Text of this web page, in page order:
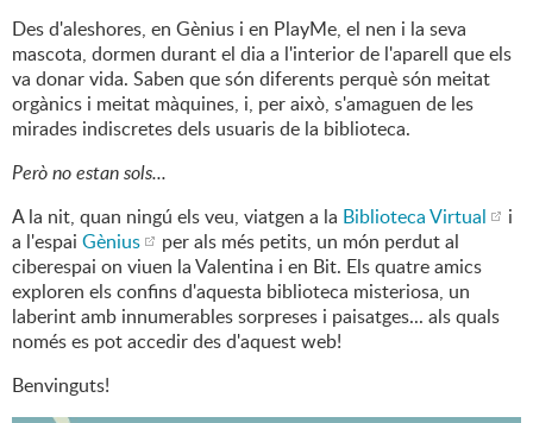
Des d'aleshores, en Gènius i en PlayMe, el nen i la seva
mascota, dormen durant el dia a l'interior de l'aparell que els
va donar vida. Saben que són diferents perquè són meitat
orgànics i meitat màquines, i, per això, s'amaguen de les
mirades indiscretes dels usuaris de la biblioteca.
Però no estan sols...
A la nit, quan ningú els veu, viatgen a la Biblioteca Virtual
i
a l'espai Gènius
per als més petits, un món perdut al
ciberespai on viuen la Valentina i en Bit. Els quatre amics
exploren els confins d'aquesta biblioteca misteriosa, un
laberint amb innumerables sorpreses i paisatges... als quals
només es pot accedir des d'aquest web!
Benvinguts!